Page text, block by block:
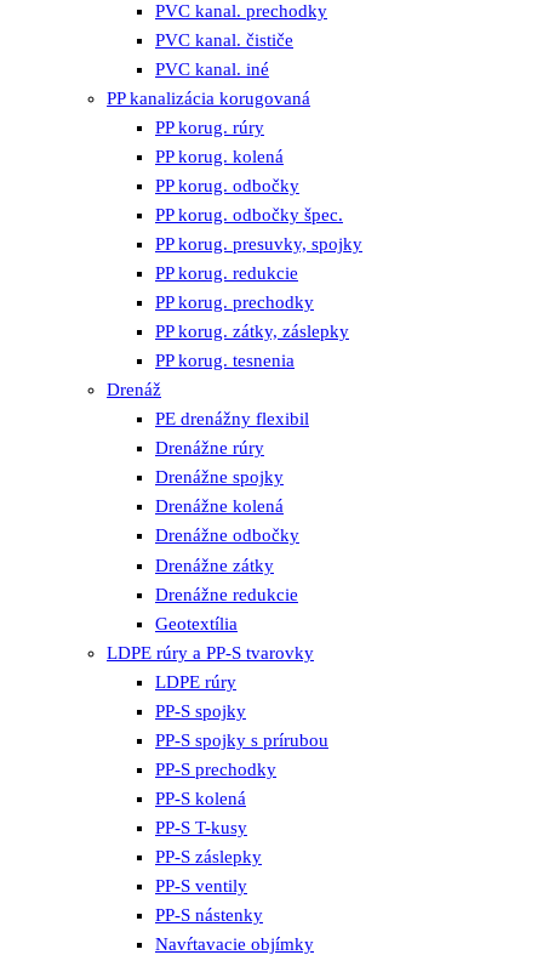
PVC kanal. prechodky
PVC kanal. čističe
PVC kanal. iné
PP kanalizácia korugovaná
PP korug. rúry
PP korug. kolená
PP korug. odbočky
PP korug. odbočky špec.
PP korug. presuvky, spojky
PP korug. redukcie
PP korug. prechodky
PP korug. zátky, záslepky
PP korug. tesnenia
Drenáž
PE drenážny flexibil
Drenážne rúry
Drenážne spojky
Drenážne kolená
Drenážne odbočky
Drenážne zátky
Drenážne redukcie
Geotextília
LDPE rúry a PP-S tvarovky
LDPE rúry
PP-S spojky
PP-S spojky s prírubou
PP-S prechodky
PP-S kolená
PP-S T-kusy
PP-S záslepky
PP-S ventily
PP-S nástenky
Navŕtavacie objímky